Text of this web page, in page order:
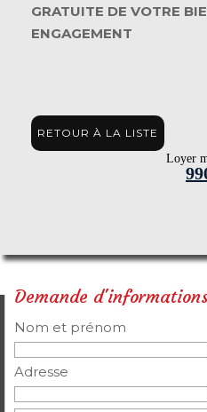
GRATUITE DE VOTRE
ENGAGEMENT
RETOUR À LA LISTE
Loyer
Demande
Nom et prénom
Adresse